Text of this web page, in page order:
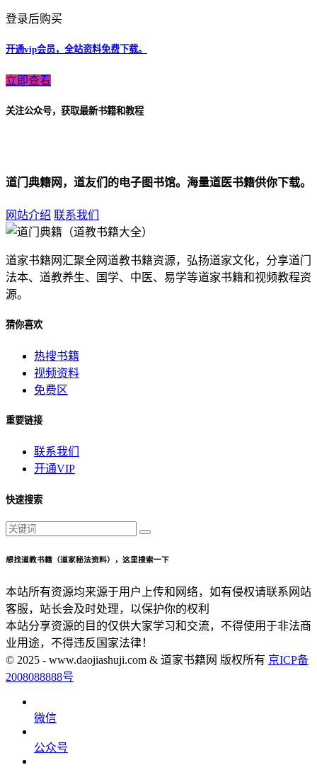
登录后购买
开通vip会员，全站资料免费下载。
立即查看
关注公众号，获取最新书籍和教程
道门典籍网，道友们的电子图书馆。海量道医书籍供你下载。
网站介绍 联系我们
道家书籍网汇聚全网道教书籍资源，弘扬道家文化，分享道门
法本、道教养生、国学、中医、易学等道家书籍和视频教程资
源。
猜你喜欢
热搜书籍
视频资料
免费区
重要链接
联系我们
开通VIP
快速搜索
想找道教书籍（道家秘法资料），这里搜索一下
本站所有资源均来源于用户上传和网络，如有侵权请联系网站
客服，站长会及时处理，以保护你的权利
本站分享资源的目的仅供大家学习和交流，不得使用于非法商
业用途，不得违反国家法律！
© 2025 - www.daojiashuji.com & 道家书籍网 版权所有 京ICP备
2008088888号
微信
公众号